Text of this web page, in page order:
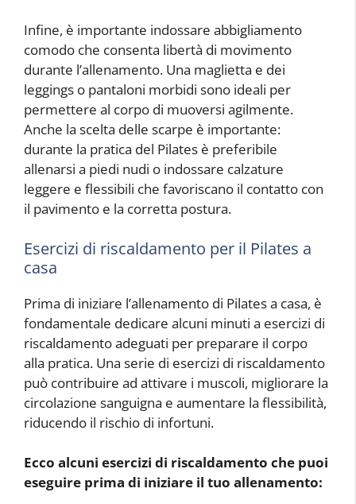
Infine, è importante indossare abbigliamento
comodo che consenta libertà di movimento
durante l’allenamento. Una maglietta e dei
leggings o pantaloni morbidi sono ideali per
permettere al corpo di muoversi agilmente.
Anche la scelta delle scarpe è importante:
durante la pratica del Pilates è preferibile
allenarsi a piedi nudi o indossare calzature
leggere e flessibili che favoriscano il contatto con
il pavimento e la corretta postura.
Esercizi di riscaldamento per il Pilates a
casa
Prima di iniziare l’allenamento di Pilates a casa, è
fondamentale dedicare alcuni minuti a esercizi di
riscaldamento adeguati per preparare il corpo
alla pratica. Una serie di esercizi di riscaldamento
può contribuire ad attivare i muscoli, migliorare la
circolazione sanguigna e aumentare la flessibilità,
riducendo il rischio di infortuni.
Ecco alcuni esercizi di riscaldamento che puoi
eseguire prima di iniziare il tuo allenamento: